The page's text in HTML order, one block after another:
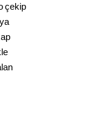
çekip